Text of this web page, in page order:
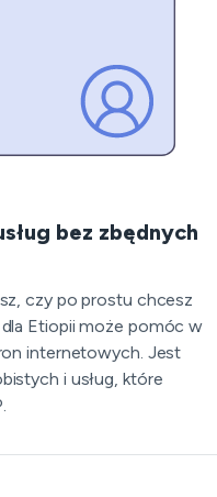
bez zbędnych
czy po prostu chcesz
Etiopii może pomóc w
internetowych. Jest
i usług, które